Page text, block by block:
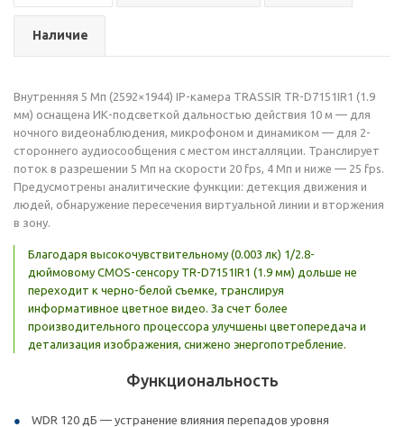
Наличие
Внутренняя 5 Мп (2592×1944) IP-камера TRASSIR TR-D7151IR1 (1.9
мм) оснащена ИК-подсветкой дальностью действия 10 м — для
ночного видеонаблюдения, микрофоном и динамиком — для 2-
стороннего аудиосообщения с местом инсталляции. Транслирует
поток в разрешении 5 Мп на скорости 20 fps, 4 Мп и ниже — 25 fps.
Предусмотрены аналитические функции: детекция движения и
людей, обнаружение пересечения виртуальной линии и вторжения
в зону.
Благодаря высокочувствительному (0.003 лк) 1/2.8-
дюймовому CMOS-сенсору TR-D7151IR1 (1.9 мм) дольше не
переходит к черно-белой съемке, транслируя
информативное цветное видео. За счет более
производительного процессора улучшены цветопередача и
детализация изображения, снижено энергопотребление.
Функциональность
WDR 120 дБ — устранение влияния перепадов уровня